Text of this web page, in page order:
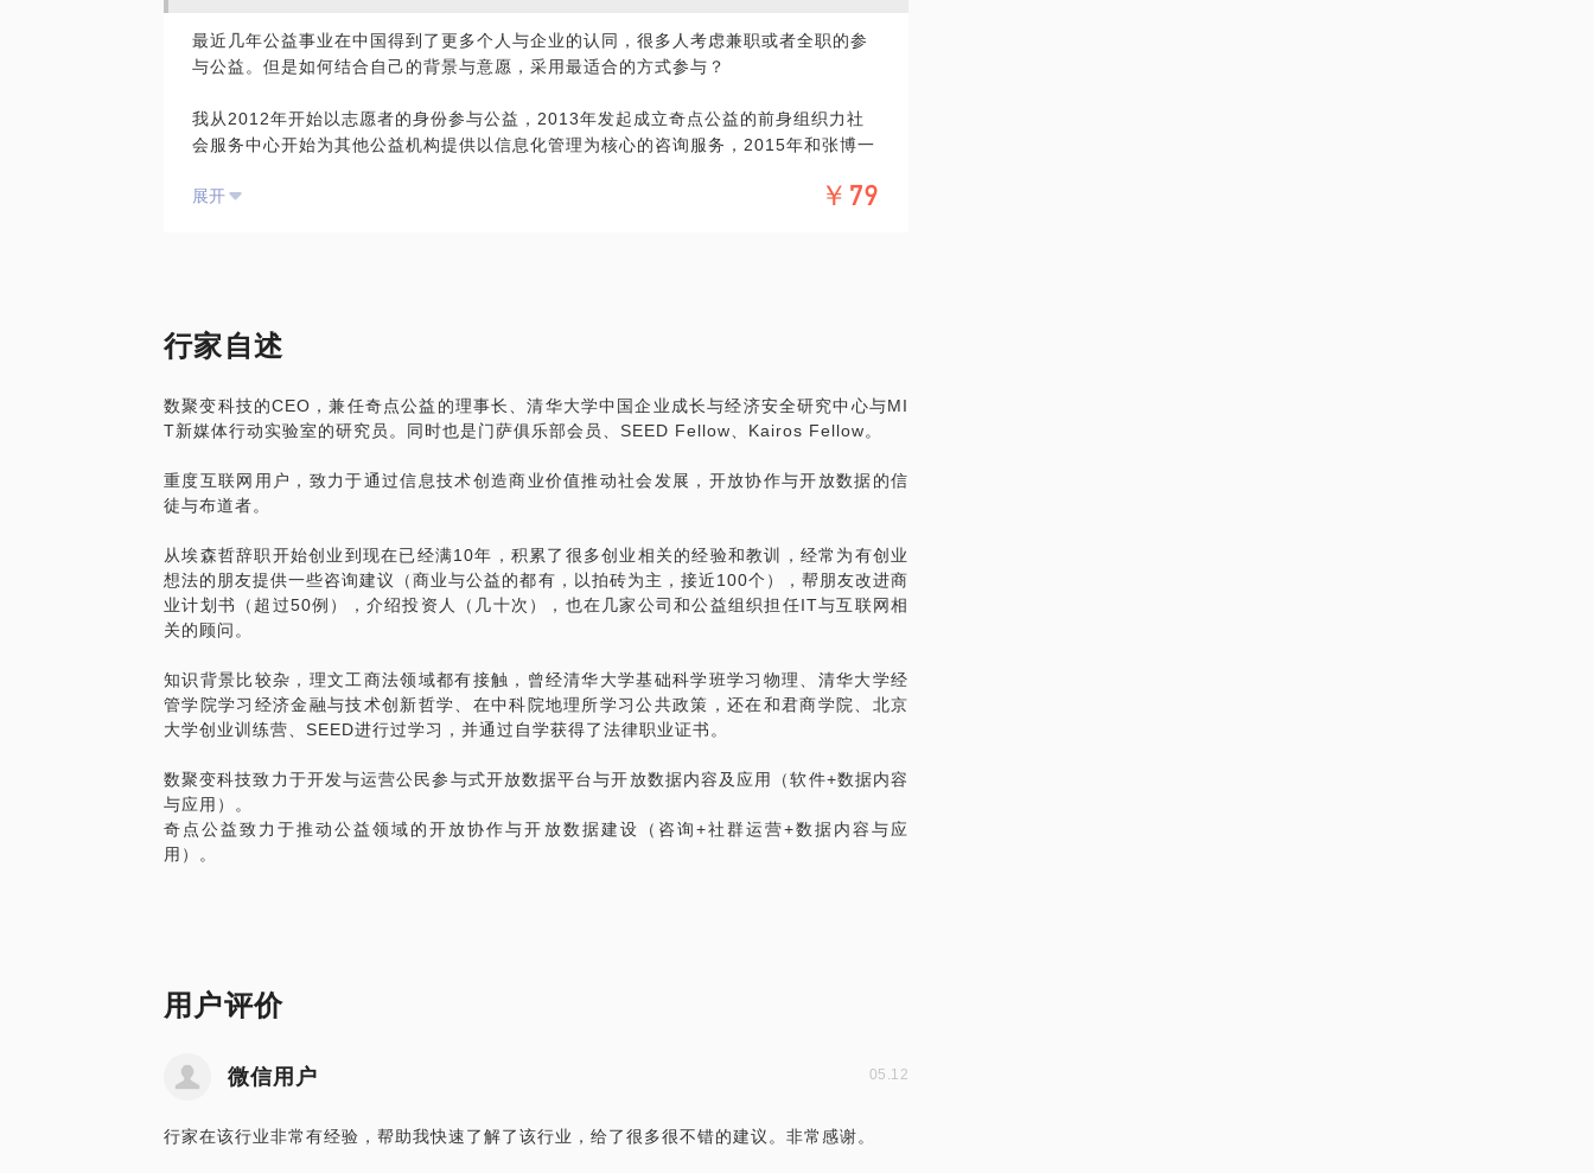
业的必经之路。我将对回答进行点评与建议，并就学员的思路进行讨论，一起找到更好
的解决方案。
在对话结束前也会就对方在回答问题中的表现给出评价与建议。我有很大可能性给出建
议暂时不要考虑全职创业做这个项目的建议，但如果创始人、项目与时机真的合适，我
最近几年公益事业在中国得到了更多个人与企业的认同，很多人考虑兼职或者全职的参
与公益。但是如何结合自己的背景与意愿，采用最适合的方式参与？
我从2012年开始以志愿者的身份参与公益，2013年发起成立奇点公益的前身组织力社
会服务中心开始为其他公益机构提供以信息化管理为核心的咨询服务，2015年和张博一
放数据建设，提供咨询与数据应用服务。
项目计划书是创始人创业思考的结晶，我将结合自己的经验，和学员就项目计划书表达
的内容进行讨论，对其中的逻辑进行梳理，给出优化建议。并提供一些参考案例供参
二、如果学员考虑全职／兼职参与公益
出一些建议，或者就在公益领域全职工作的学员的职业发展给出建议。
我可以结合他们的兴趣爱好与综合目标，推荐一些合适的机构与项目。
展开 ￥79
行家自述
数聚变科技的CEO，兼任奇点公益的理事长、清华大学中国企业成长与经济安全研究中心与MI
T新媒体行动实验室的研究员。同时也是门萨俱乐部会员、SEED Fellow、Kairos Fellow。
重度互联网用户，致力于通过信息技术创造商业价值推动社会发展，开放协作与开放数据的信
徒与布道者。
从埃森哲辞职开始创业到现在已经满10年，积累了很多创业相关的经验和教训，经常为有创业
想法的朋友提供一些咨询建议（商业与公益的都有，以拍砖为主，接近100个），帮朋友改进商
业计划书（超过50例），介绍投资人（几十次），也在几家公司和公益组织担任IT与互联网相
关的顾问。
知识背景比较杂，理文工商法领域都有接触，曾经清华大学基础科学班学习物理、清华大学经
管学院学习经济金融与技术创新哲学、在中科院地理所学习公共政策，还在和君商学院、北京
大学创业训练营、SEED进行过学习，并通过自学获得了法律职业证书。
数聚变科技致力于开发与运营公民参与式开放数据平台与开放数据内容及应用（软件+数据内容
与应用）。
奇点公益致力于推动公益领域的开放协作与开放数据建设（咨询+社群运营+数据内容与应
用）。
用户评价
微信用户 05.12
行家在该行业非常有经验，帮助我快速了解了该行业，给了很多很不错的建议。非常感谢。